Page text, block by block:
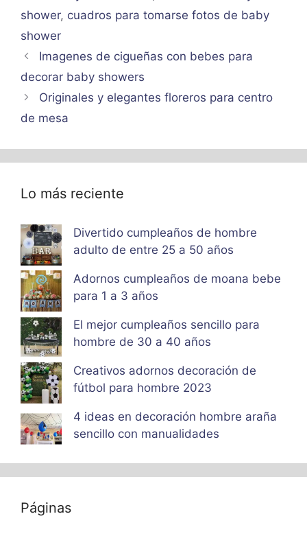
shower, cuadros para tomarse fotos de baby
shower
Imagenes de cigueñas con bebes para
decorar baby showers
Originales y elegantes floreros para centro
de mesa
Lo más reciente
Divertido cumpleaños de hombre
adulto de entre 25 a 50 años
Adornos cumpleaños de moana bebe
para 1 a 3 años
El mejor cumpleaños sencillo para
hombre de 30 a 40 años
Creativos adornos decoración de
fútbol para hombre 2023
4 ideas en decoración hombre araña
sencillo con manualidades
Páginas